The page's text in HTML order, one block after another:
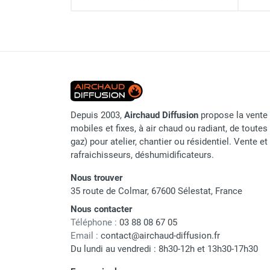
Chauffe terrasse aux pellets
Chauffage infrarouge fixe mur et
plafond
Chauffage radiant électrique
Chauffage Infrarouge électrique fixe
Panneau rayonnant
Lustre infrarouge électrique
suspendu
Chauffage tube radiant et radiant
lumineux au gaz
Chauffage radiant tube suspendu
Depuis 2003, Airchaud Diffusion propose la
mobiles et fixes, à air chaud ou radiant, de
gaz) pour atelier, chantier ou résidentiel. Vente
rafraichisseurs, déshumidificateurs.
Nous trouver
35 route de Colmar, 67600 Sélestat, France
Nous contacter
Téléphone : 03 88 08 67 05
Email : contact@airchaud-diffusion.fr
Du lundi au vendredi : 8h30-12h et 13h30-17h30